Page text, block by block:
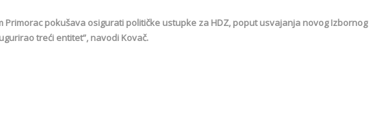
Primorac pokušava osigurati političke ustupke za HDZ, poput usvajanja novog Izbornog
treći entitet”, navodi Kovač.